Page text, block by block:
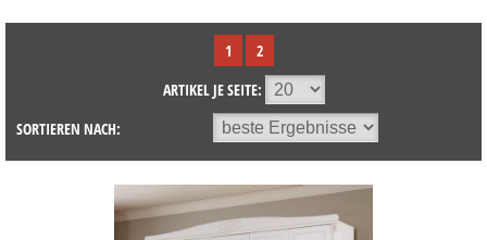
1
2
ARTIKEL JE SEITE:
SORTIEREN NACH: